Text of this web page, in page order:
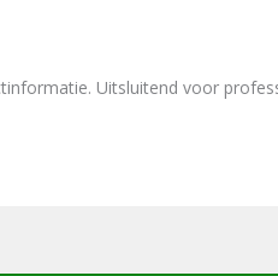
Uitsluitend voor